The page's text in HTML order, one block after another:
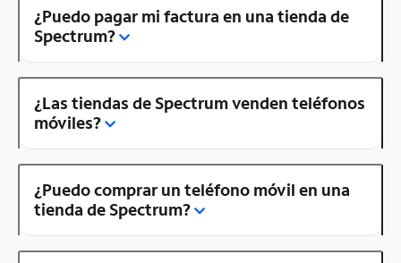
¿Puedo pagar mi factura en una tienda de
Spectrum?
¿Las tiendas de Spectrum venden teléfonos
móviles?
¿Puedo comprar un teléfono móvil en una
tienda de Spectrum?